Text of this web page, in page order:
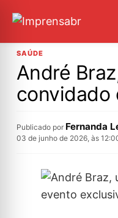
SAÚDE
André
convidado
Publicado por Fernanda
03 de junho de 2026, às